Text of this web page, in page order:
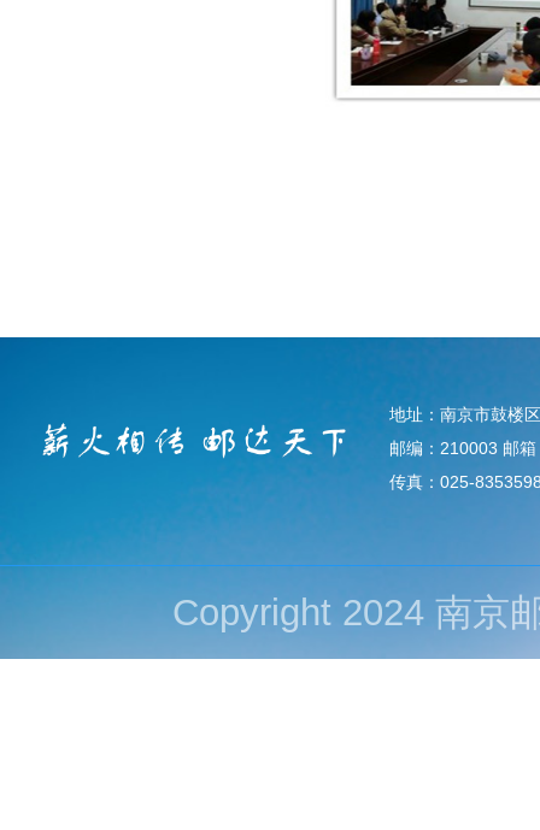
地址：南京市鼓楼
邮编：210003 邮
传真：025-
Copyright 2024 南京